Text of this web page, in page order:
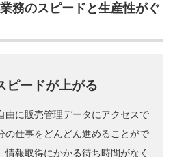
務のスピードと生産性がぐ
ピードが上がる
由に販売管理データにアクセスで
の仕事をどんどん進めることがで
情報取得にかかる待ち時間がなく